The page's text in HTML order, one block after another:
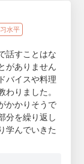
水平
話すことはな
がありません
バイスや料理
りました。
かかりそうで
分を繰り返し
学んでいきた